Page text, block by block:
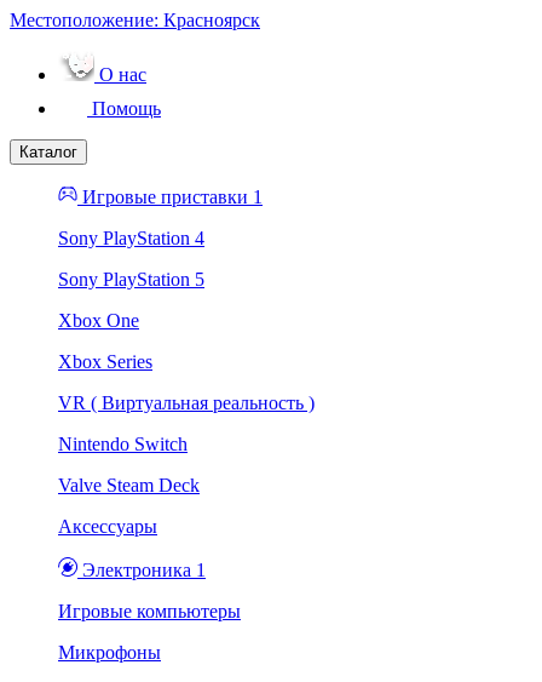
Местоположение: Красноярск
О нас
Помощь
Каталог
Игровые приставки 1
Sony PlayStation 4
Sony PlayStation 5
Xbox One
Xbox Series
VR ( Виртуальная реальность )
Nintendo Switch
Valve Steam Deck
Аксессуары
Электроника 1
Игровые компьютеры
Микрофоны